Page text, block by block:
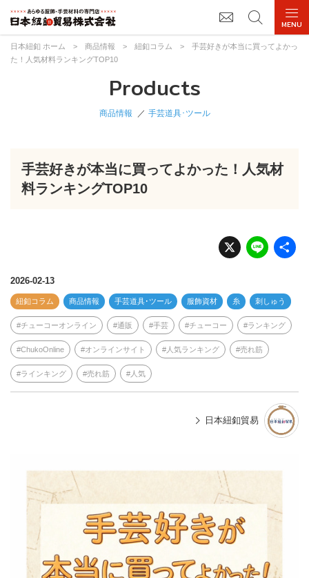
日本紐釦 ホーム > 商品情報 > 紐釦コラム >
手芸好きが本当に買ってよかっ
た！人気材料ランキングTOP10
Products
商品情報 手芸道具･ツール
手芸好きが本当に買ってよかった！人気材
料ランキングTOP10
X Li
n
2026-02-13
紐釦コラム 商品情報 手芸道具･ツール 服飾資材 糸 刺しゅう
チューコーオンライン 通販 手芸 チューコー ランキング
ChukoOnline オンラインサイト 人気ランキング 売れ筋
ラインキング 売れ筋 人気
日本紐釦貿易